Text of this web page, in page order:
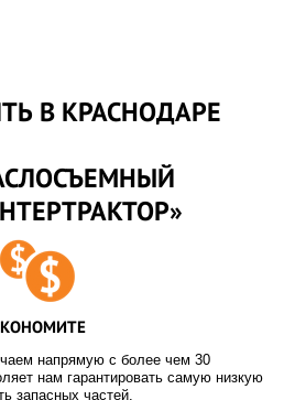
В КРАСНОДАРЕ
напрямую с более чем 30
нам гарантировать самую низкую
запасных частей.